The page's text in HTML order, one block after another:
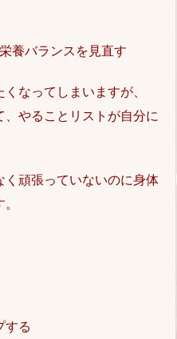
養バランスを見直す
なってしまいますが、
やることリストが自分に
く頑張っていないのに身体
する